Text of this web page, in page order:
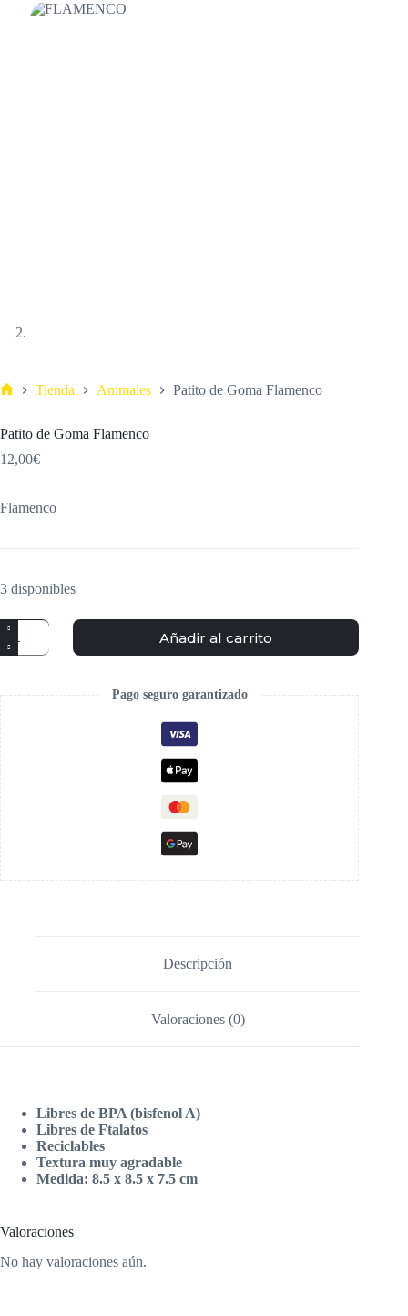
Tienda Animales Patito de Goma Flamenco
Patito de Goma Flamenco
12,00€
Flamenco
3 disponibles
Añadir al carrito
Pago seguro garantizado
Descripción
Valoraciones (0)
Libres de BPA (bisfenol A)
Libres de Ftalatos
Reciclables
Textura muy agradable
Medida: 8.5 x 8.5 x 7.5 cm
Valoraciones
No hay valoraciones aún.